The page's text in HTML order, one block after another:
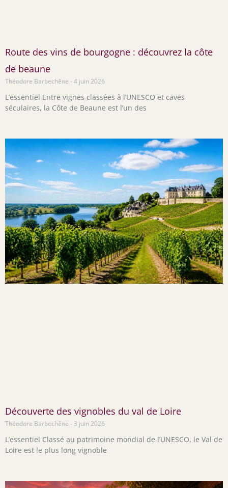
Route des vins de bourgogne : découvrez la côte
de beaune
Théodore Barbechêne 4 juin 2026
L’essentiel Entre vignes classées à l’UNESCO et caves
séculaires, la Côte de Beaune est l’un des
Découverte des vignobles du val de Loire
Théodore Barbechêne 3 juin 2026
L’essentiel Classé au patrimoine mondial de l’UNESCO, le Val de
Loire est le plus long vignoble